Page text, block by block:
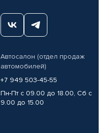
Автосалон (отдел продаж
автомобилей)
+7 949 503-45-55
Пн-Пт с 09.00 до 18.00, Сб с
9.00 до 15.00